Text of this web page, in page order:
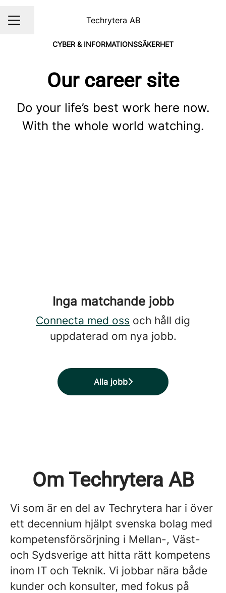
KARRIÄRMENY Techrytera AB
Dela sidan
CYBER & INFORMATIONSSÄKERHET
Our career site
Do your life’s best work here now.
With the whole world watching.
Inga matchande jobb
Connecta med oss och håll dig
uppdaterad om nya jobb.
Alla jobb
Om Techrytera AB
Vi som är en del av Techrytera har i över
ett decennium hjälpt svenska bolag med
kompetensförsörjning i Mellan-, Väst-
och Sydsverige att hitta rätt kompetens
inom IT och Teknik. Vi jobbar nära både
kunder och konsulter, med fokus på